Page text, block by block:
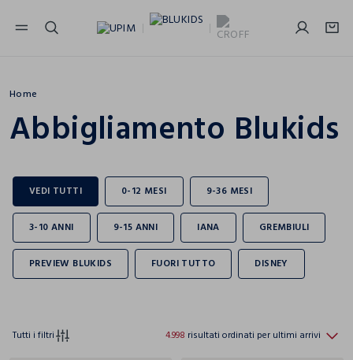
NAVIGATION.ARIA.GOTOMAINCONTENT
Home
Abbigliamento Blukids
Tutti i filtri 4.998 risultati ordinati per ultimi arrivi